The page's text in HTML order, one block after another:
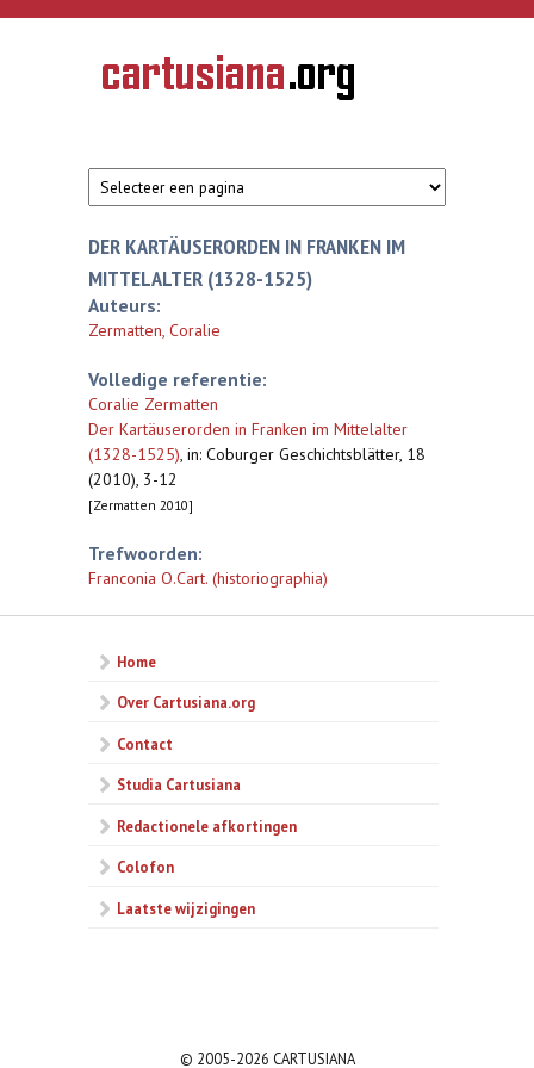
Overslaan en naar de inhoud gaan
CARTUSIANA
Geschiedenis
van de
DER KARTÄUSERORDEN IN FRANKEN IM
MITTELALTER (1328-1525)
Auteurs:
Zermatten, Coralie
Volledige referentie:
Coralie Zermatten
Der Kartäuserorden in Franken im Mittelalter
(1328-1525), in: Coburger Geschichtsblätter, 18
(2010), 3-12
[Zermatten 2010]
Trefwoorden:
Franconia O.Cart. (historiographia)
Home
Over Cartusiana.org
Contact
Studia Cartusiana
Redactionele afkortingen
Colofon
Laatste wijzigingen
© 2005-2026 CARTUSIANA